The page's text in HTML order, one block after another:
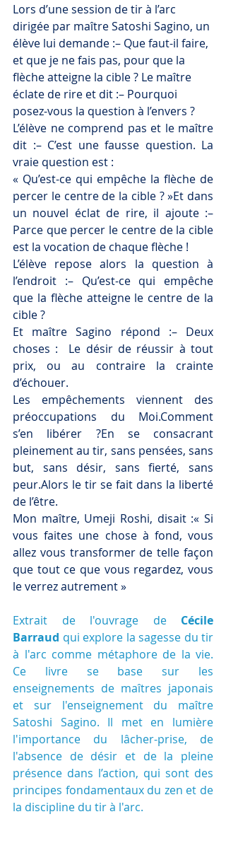
Lors d’une session de tir à l’arc
dirigée par maître Satoshi Sagino, un
élève lui demande :– Que faut-il faire,
et que je ne fais pas, pour que la
flèche atteigne la cible ? Le maître
éclate de rire et dit :– Pourquoi
posez-vous la question à l’envers ?
L’élève ne comprend pas et le maître
dit :– C’est une fausse question. La
vraie question est :
« Qu’est-ce qui empêche la flèche de
percer le centre de la cible ? »Et dans
un nouvel éclat de rire, il ajoute :–
Parce que percer le centre de la cible
est la vocation de chaque flèche !
L’élève repose alors la question à
l’endroit :– Qu’est-ce qui empêche
que la flèche atteigne le centre de la
cible ?
Et maître Sagino répond :– Deux
choses :  Le désir de réussir à tout
prix, ou au contraire la crainte
d’échouer.
Les empêchements viennent des
préoccupations du Moi.Comment
s’en libérer ?En se consacrant
pleinement au tir, sans pensées, sans
but, sans désir, sans fierté, sans
peur.Alors le tir se fait dans la liberté
de l’être.
Mon maître, Umeji Roshi, disait :« Si
vous faites une chose à fond, vous
allez vous transformer de telle façon
que tout ce que vous regardez, vous
le verrez autrement »
Extrait de l'ouvrage de Cécile
Barraud qui explore la sagesse du tir
à l'arc comme métaphore de la vie.
Ce livre se base sur les
enseignements de maîtres japonais
et sur l'enseignement du maître
Satoshi Sagino. Il met en lumière
l'importance du lâcher-prise, de
l'absence de désir et de la pleine
présence dans l’action, qui sont des
principes fondamentaux du zen et de
la discipline du tir à l'arc.